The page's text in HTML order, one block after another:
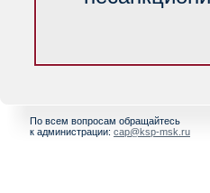
По всем вопросам обращайтесь
к администрации: cap@ksp-msk.ru